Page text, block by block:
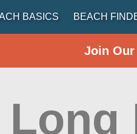
BASICS BEACH
Join Our
Long